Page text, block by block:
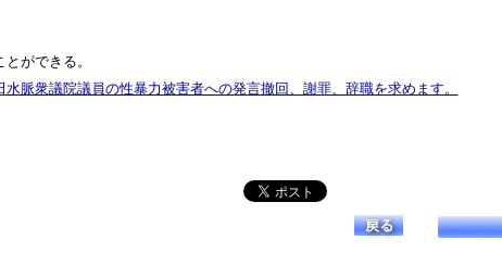
ができる。
脈衆議院議員の性暴力被害者への発言撤回、謝罪、辞職を求めます。